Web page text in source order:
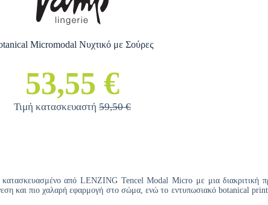
Micromodal Νυχτικό με Σούρες
53,55 €
Τιμή κατασκευαστή59,50 €
από LENZING Tencel Modal Micro με μια διακριτική
και πιο χαλαρή εφαρμογή στο σώμα, ενώ το εντυπωσιακό botanical